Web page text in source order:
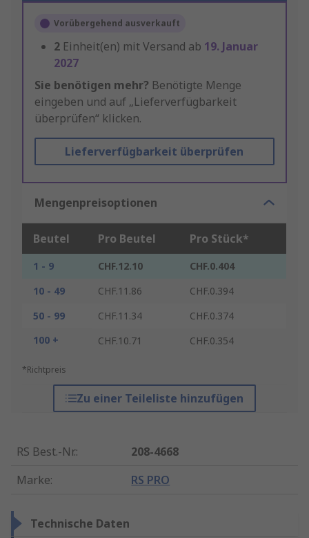
Vorübergehend ausverkauft
2 Einheit(en) mit Versand ab 19. Januar
2027
Sie benötigen mehr? Benötigte Menge
eingeben und auf „Lieferverfügbarkeit
überprüfen“ klicken.
Lieferverfügbarkeit überprüfen
Mengenpreisoptionen
Beutel Pro Beutel Pro Stück*
1 - 9 CHF.12.10
CHF.0.404
10 - 49
CHF.11.86
CHF.0.394
50 - 99
CHF.11.34
CHF.0.374
100 +
CHF.10.71 CHF.0.354
*Richtpreis
Zu einer Teileliste hinzufügen
RS Best.-Nr.:
208-4668
Marke: RS PRO
Technische Daten